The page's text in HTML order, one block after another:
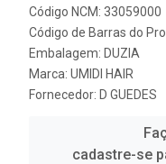
Código NCM: 33059000
Código de Barras do
Embalagem: DUZIA
Marca: UMIDI HAIR
Fornecedor: D GUEDES
cadastre-se